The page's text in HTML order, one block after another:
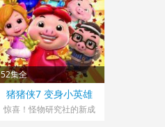
52集全
猪猪侠7 变身小英雄
惊喜！怪物研究社的新成